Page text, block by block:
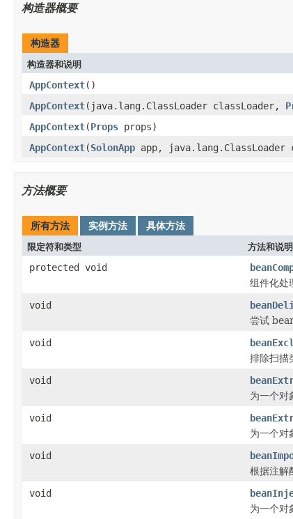
构造器概要
构造器
构造器和说明
AppContext()
AppContext(java.lang.ClassLoader classLoader,
AppContext(Props props)
AppContext(SolonApp app, java.lang.ClassLoader
方法概要
所有方法 实例方法 具体方法
限定符和类型 方法和说明
protected void
组件化处
void
尝试
void
排除扫描
void
为一个对
void
为一个对
void
根据注解
void
为一个对